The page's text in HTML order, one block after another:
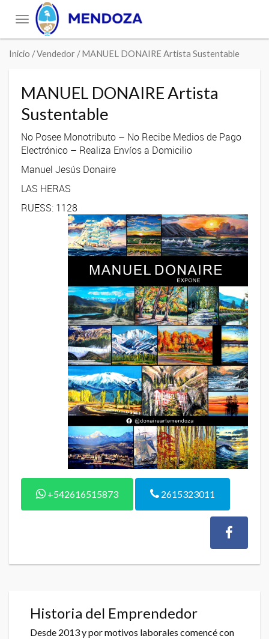
Toggle
navigation
Inicio / Vendedor / MANUEL DONAIRE Artista Sustentable
MANUEL DONAIRE Artista
Sustentable
No Posee Monotributo – No Recibe Medios de Pago
Electrónico – Realiza Envíos a Domicilio
Manuel Jesús Donaire
LAS HERAS
RUESS: 1128
+542616515873 2615323011
Historia del Emprendedor
Desde 2013 y por motivos laborales comencé con